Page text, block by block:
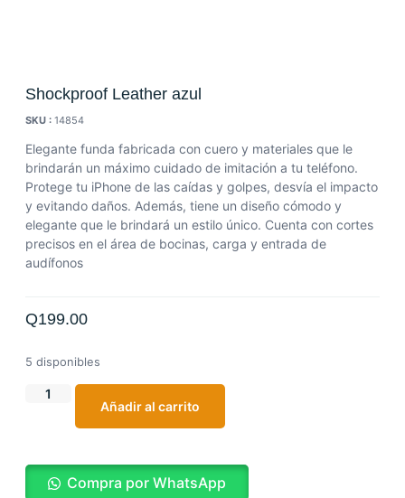
Shockproof Leather azul
SKU : 14854
Elegante funda fabricada con cuero y materiales que le
brindarán un máximo cuidado de imitación a tu teléfono.
Protege tu iPhone de las caídas y golpes, desvía el impacto
y evitando daños. Además, tiene un diseño cómodo y
elegante que le brindará un estilo único. Cuenta con cortes
precisos en el área de bocinas, carga y entrada de
audífonos
Q199.00
5 disponibles
Añadir al carrito
Compra por WhatsApp